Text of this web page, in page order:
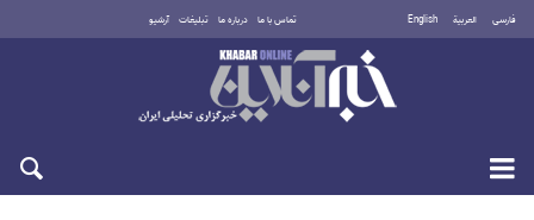
فارسی العربية English تماس با ما درباره ما تبلیغات آرشیو
پنجشنبه ۱۵ مرداد ۱۴۰۵